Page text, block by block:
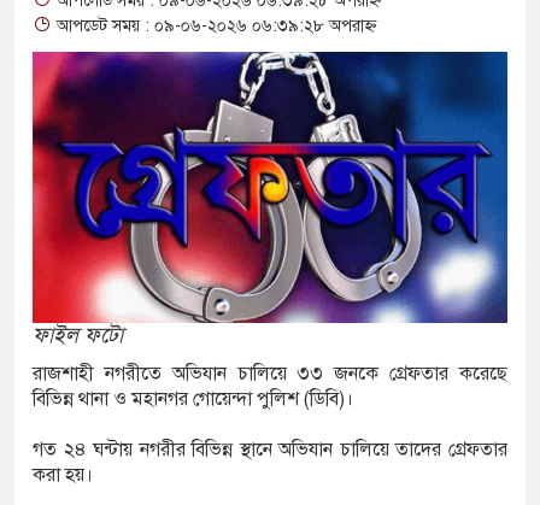
ভাগাভাগি নিয়ে দ্বন্দ্ব, ছুরিকাঘাতে যুবলীগ নেতা
অভিযানের সময় পাঁচতলা ভবন থেকে পড়ে ছাত্রদল
কমিটি গঠন
৪ শিশুর মৃত্যু, নতুন আক্রান্ত ৭৭৬
পুলিশিং সভা
কেজি গাঁজাসহ মাদক কারবারি আটক, পিকআপ জব্দ
সাজাপ্রাপ্ত আসামি ময়মনসিংহে গ্রেপ্তার
বিপক্ষে বাংলাদেশের লজ্জাজনক হার, ৫৪
আপডেট সময় : ০৯-০৬-২০২৬ ০৬:৩৯:২৮ অপরাহ্ন
ফাইল ফটো
রাজশাহী নগরীতে অভিযান চালিয়ে ৩৩ জনকে গ্রেফতার করেছে
বিভিন্ন থানা ও মহানগর গোয়েন্দা পুলিশ (ডিবি)।
গত ২৪ ঘন্টায় নগরীর বিভিন্ন স্থানে অভিযান চালিয়ে তাদের গ্রেফতার
করা হয়।